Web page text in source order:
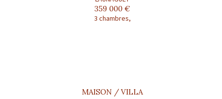
359 000 €
3 chambres,
MAISON / VILLA